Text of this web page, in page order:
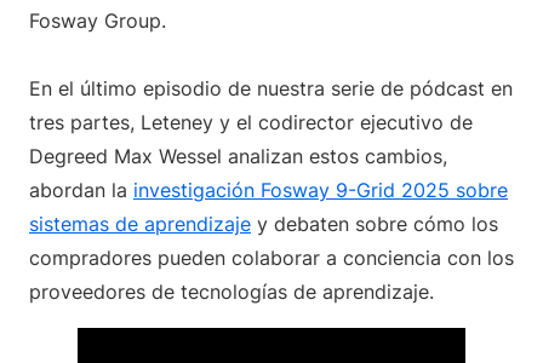
Fosway Group.
En el último episodio de nuestra serie de pódcast en
tres partes, Leteney y el codirector ejecutivo de
Degreed Max Wessel analizan estos cambios,
abordan la investigación Fosway 9-Grid 2025 sobre
sistemas de aprendizaje y debaten sobre cómo los
compradores pueden colaborar a conciencia con los
proveedores de tecnologías de aprendizaje.